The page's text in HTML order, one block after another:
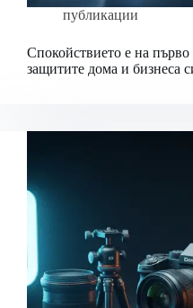
публикации
Спокойствието е на първо
защитите дома и бизнеса